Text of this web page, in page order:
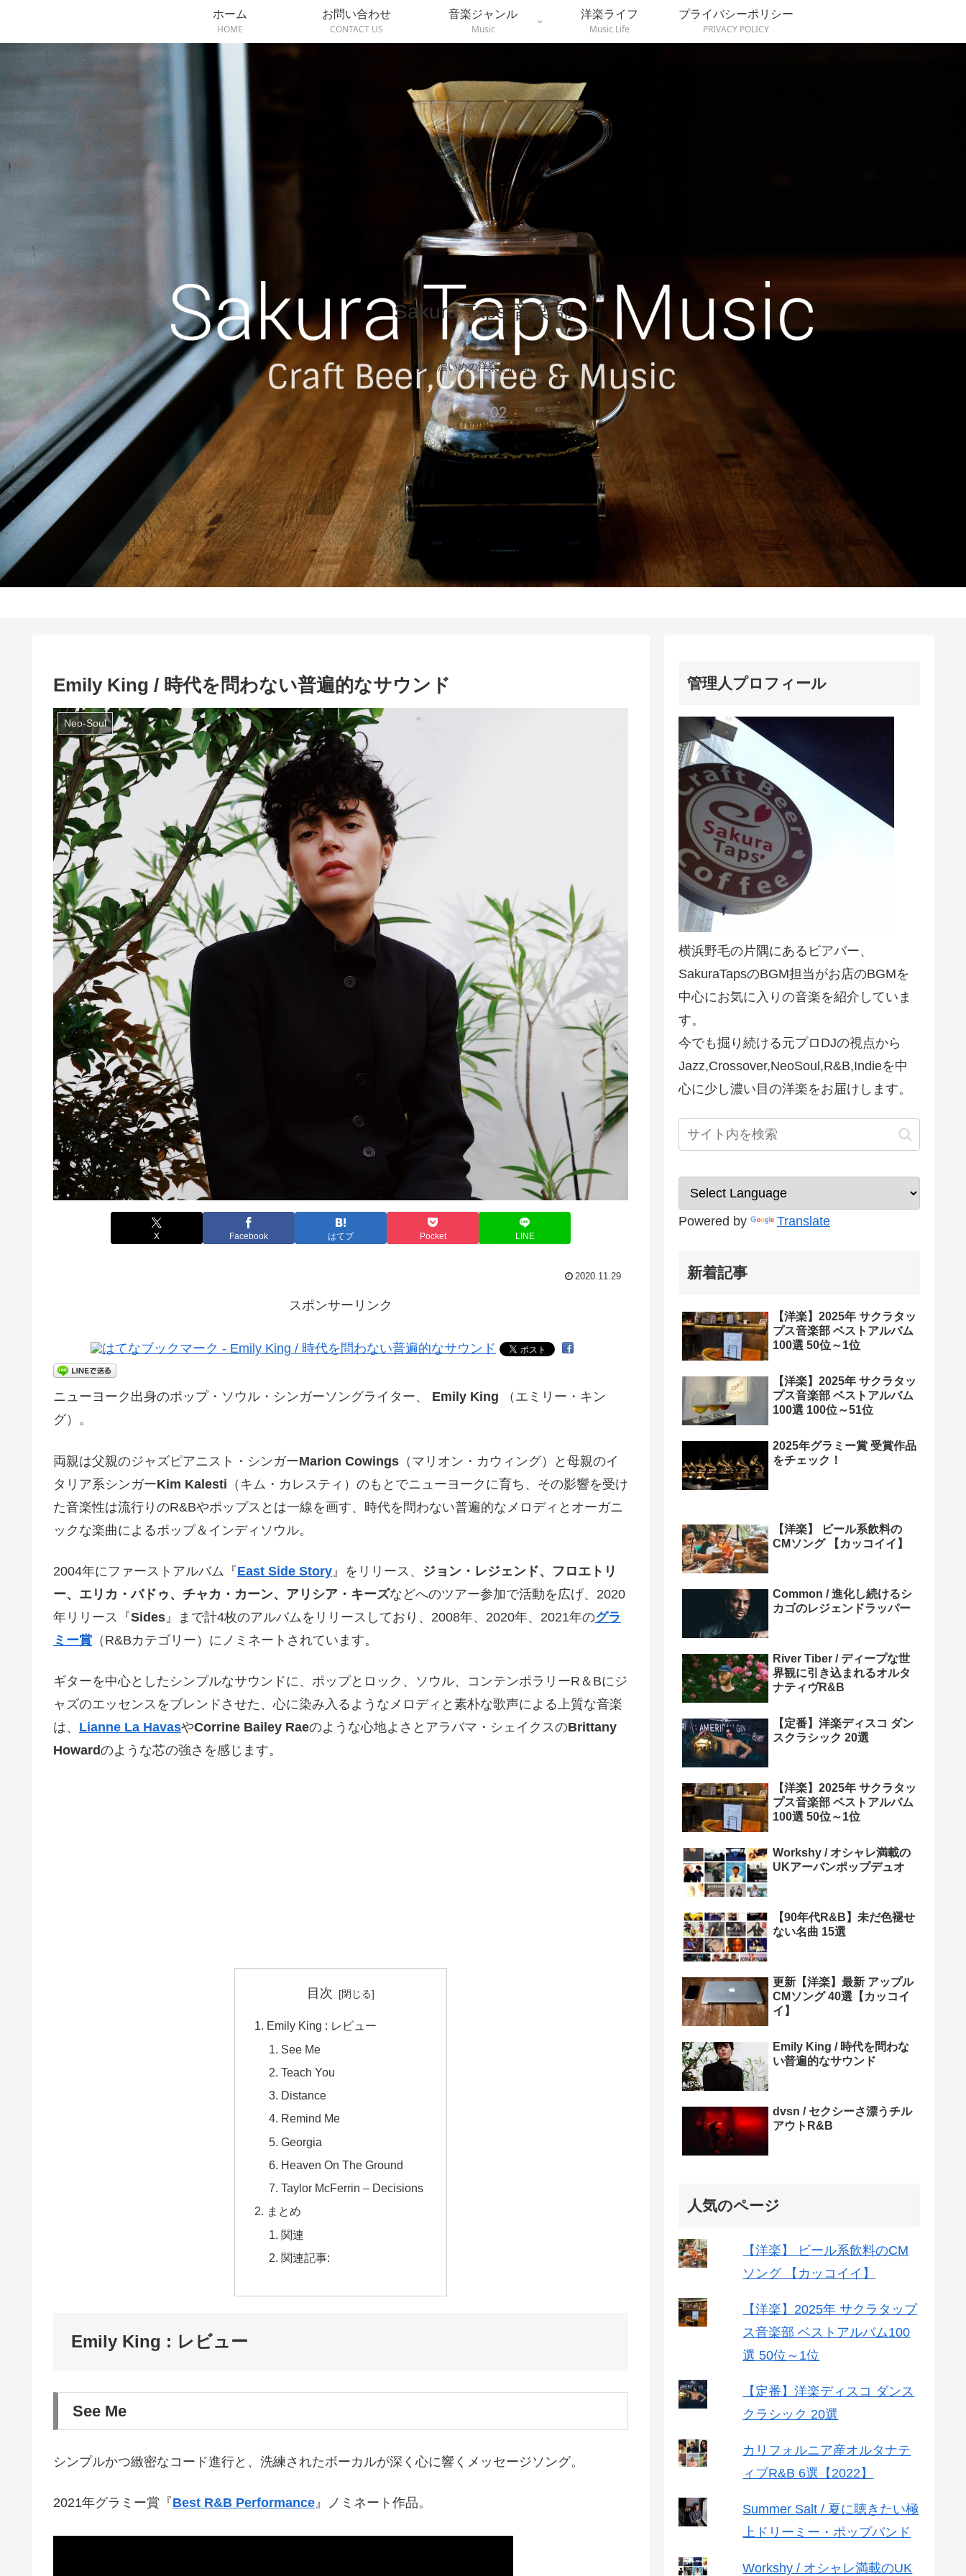
Sakura Taps 音楽部
少し濃いめの洋楽をお届け…
ホーム
HOME
お問い合わせ
CONTACT US
音楽ジャンル
Music
洋楽ライフ
Music Life
プライバシーポリシー
PRIVACY POLICY
Emily King / 時代を問わない普遍的なサウンド
Neo-Soul
X Facebook はてブ Pocket LINE
2020.11.29
スポンサーリンク
ニューヨーク出身のポップ・ソウル・シンガーソングライター、 Emily King （エミリー・キン
グ）。
両親は父親のジャズピアニスト・シンガーMarion Cowings （マリオン・カウィング）と母親のイ
タリア系シンガーKim Kalesti （キム・カレスティ）のもとでニューヨークに育ち、その影響を受け
た音楽性は流行りのR&Bやポップスとは一線を画す、時代を問わない普遍的なメロディとオーガニ
ックな楽曲によるポップ＆インディソウル。
2004年にファーストアルバム『East Side Story 』をリリース、 ジョン・レジェンド、フロエトリ
ー、エリカ・バドゥ、チャカ・カーン、アリシア・キーズなどへのツアー参加で活動を広げ、2020
年リリース『Sides 』まで計4枚のアルバムをリリースしており、2008年、2020年、2021年のグラ
ミー賞 （R&Bカテゴリー）にノミネートされています。
ギターを中心としたシンプルなサウンドに、ポップとロック、ソウル、コンテンポラリーR＆Bにジ
ャズのエッセンスをブレンドさせた、心に染み入るようなメロディと素朴な歌声による上質な音楽
は、 Lianne La HavasやCorrine Bailey Raeのような心地よさとアラバマ・シェイクスのBrittany
Howardのような芯の強さを感じます。
目次
Emily King : レビュー
See Me
Teach You
Distance
Remind Me
Georgia
Heaven On The Ground
Taylor McFerrin – Decisions
まとめ
関連
関連記事:
Emily King : レビュー
See Me
シンプルかつ緻密なコード進行と、洗練されたボーカルが深く心に響くメッセージソング。
2021年グラミー賞『Best R&B Performance』ノミネート作品。
管理人プロフィール
横浜野毛の片隅にあるビアバー、
SakuraTapsのBGM担当がお店のBGMを
中心にお気に入りの音楽を紹介していま
す。
今でも掘り続ける元プロDJの視点から
Jazz,Crossover,NeoSoul,R&B,Indieを中
心に少し濃い目の洋楽をお届けします。
Powered by Translate
新着記事
【洋楽】2025年 サクラタッ
プス音楽部 ベストアルバム
100選 50位～1位
【洋楽】2025年 サクラタッ
プス音楽部 ベストアルバム
100選 100位～51位
2025年グラミー賞 受賞作品
をチェック！
【洋楽】 ビール系飲料の
CMソング 【カッコイイ】
Common / 進化し続けるシ
カゴのレジェンドラッパー
River Tiber / ディープな世
界観に引き込まれるオルタ
ナティヴR&B
【定番】洋楽ディスコ ダン
スクラシック 20選
【洋楽】2025年 サクラタッ
プス音楽部 ベストアルバム
100選 50位～1位
Workshy / オシャレ満載の
UKアーバンポップデュオ
【90年代R&B】未だ色褪せ
ない名曲 15選
更新【洋楽】最新 アップル
CMソング 40選【カッコイ
イ】
Emily King / 時代を問わな
い普遍的なサウンド
dvsn / セクシーさ漂うチル
アウトR&B
人気のページ
【洋楽】 ビール系飲料のCM
ソング 【カッコイイ】
【洋楽】2025年 サクラタップ
ス音楽部 ベストアルバム100
選 50位～1位
【定番】洋楽ディスコ ダンス
クラシック 20選
カリフォルニア産オルタナテ
ィブR&B 6選【2022】
Summer Salt / 夏に聴きたい極
上ドリーミー・ポップバンド
Workshy / オシャレ満載のUK